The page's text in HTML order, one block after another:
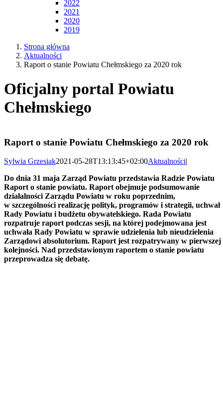
Strona główna
Aktualności
Raport o stanie Powiatu Chełmskiego za 2020 rok
Oficjalny portal Powiatu
Chełmskiego
Raport o stanie Powiatu Chełmskiego za 2020 rok
Raport o stanie powiatu. Raport obejmuje podsumowanie
w szczególności realizację polityk, programów i strategii, uchwał
rozpatruje raport podczas sesji, na której podejmowana jest
uchwała Rady Powiatu w sprawie udzielenia lub nieudzielenia
Zarządowi absolutorium. Raport jest rozpatrywany w pierwszej
kolejności. Nad przedstawionym raportem o stanie powiatu
przeprowadza się debatę.